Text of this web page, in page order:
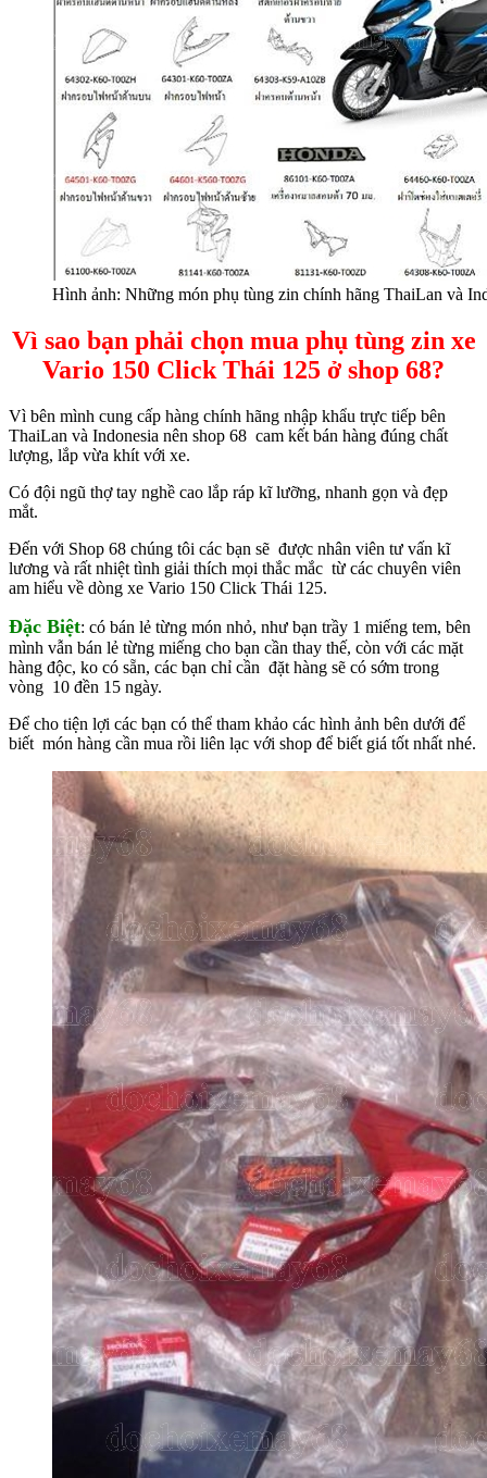
Hình ảnh: Những món phụ tùng zin chính hãng ThaiLan và
Vì sao bạn phải chọn mua phụ tùng zin xe
Vario 150 Click Thái 125 ở shop 68?
Vì bên mình cung cấp hàng chính hãng nhập khẩu trực tiếp bên
ThaiLan và Indonesia nên shop 68 cam kết bán hàng đúng chất
lượng, lắp vừa khít với xe.
Có đội ngũ thợ tay nghề cao lắp ráp kĩ lưỡng, nhanh gọn và đẹp
mắt.
Đến với Shop 68 chúng tôi các bạn sẽ được nhân viên tư vấn kĩ
lương và rất nhiệt tình giải thích mọi thắc mắc từ các chuyên viên
am hiểu về dòng xe Vario 150 Click Thái 125.
Đặc Biệt: có bán lẻ từng món nhỏ, như bạn trầy 1 miếng tem, bên
mình vẫn bán lẻ từng miếng cho bạn cần thay thế, còn với các mặt
hàng độc, ko có sẵn, các bạn chỉ cần đặt hàng sẽ có sớm trong
vòng 10 đền 15 ngày.
Để cho tiện lợi các bạn có thể tham khảo các hình ảnh bên dưới để
biết món hàng cần mua rồi liên lạc với shop để biết giá tốt nhất nhé.